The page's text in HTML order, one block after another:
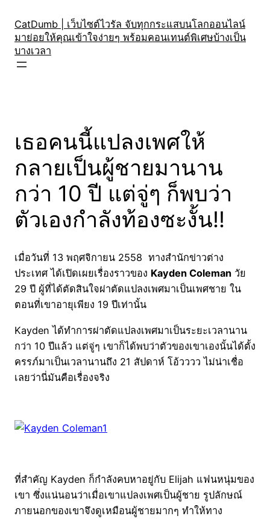
content
CatDumb | เว็บไซต์ไวรัล จับทุกกระแสบนโลกออนไลน์
มาย่อยให้คุณเข้าใจง่ายๆ พร้อมคอนเทนต์พิเศษบ้างเป็น
บางเวลา
เธอคนนี้แปลงเพศให้
กลายเป็นผู้ชายมานาน
กว่า 10 ปี แต่จู่ๆ ก็พบว่า
ตัวเองกำลังท้องซะงั้น!!
เมื่อวันที่ 13 พฤศจิกายน 2558 ทางสำนักข่าวต่าง
ประเทศ ได้เปิดเผยเรื่องราวของ Kayden Coleman วัย
29 ปี ผู้ที่ได้ตัดสินใจผ่าตัดแปลงเพศมาเป็นเพศชาย ใน
ตอนที่เขาอายุเพียง 19 ปีเท่านั้น
Kayden ได้ทำการผ่าตัดแปลงเพศมาเป็นระยะเวลานาน
กว่า 10 ปีแล้ว แต่จู่ๆ เขาก็ได้พบว่าตัวของเขาเองนั้นได้ตั้ง
ครรภ์มาเป็นเวลานานถึง 21 สัปดาห์ โอ้วววว ไม่น่าเชื่อ
เลยว่านี่มันคือเรื่องจริง
ที่สำคัญ Kayden ก็กำลังคบหาอยู่กับ Elijah แฟนหนุ่มของ
เขา ซึ่งแน่นอนว่าเมื่อเขาแปลงเพศเป็นผู้ชาย รูปลักษณ์
ภายนอกของเขาจึงดูเหมือนผู้ชายมากๆ ทำให้ทาง